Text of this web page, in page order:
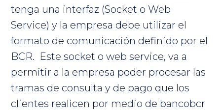
tenga una interfaz (Socket o Web
Service) y la empresa debe utilizar el
formato de comunicación definido por el
BCR. Este socket o web service, va a
permitir a la empresa poder procesar las
tramas de consulta y de pago que los
clientes realicen por medio de bancobcr